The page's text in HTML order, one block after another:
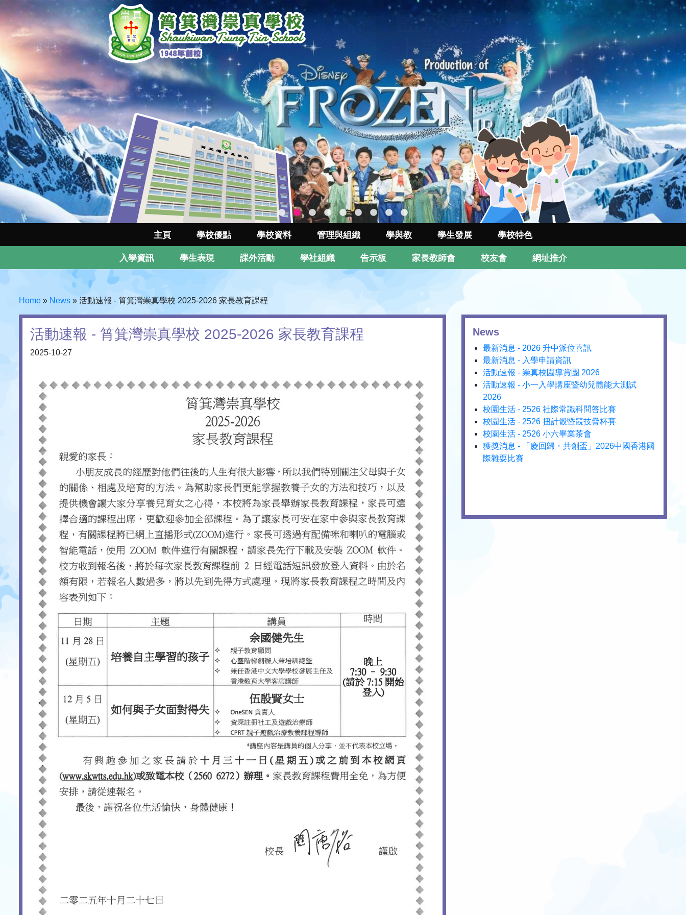
主頁 學校優點 學校資料 管理與組織 學與教 學生發展 學校特色
入學資訊 學生表現 課外活動 學社組織 告示板 家長教師會 校友會 網址推介
Home » News » 活動速報 - 筲箕灣崇真學校 2025-2026 家長教育課程
活動速報 - 筲箕灣崇真學校 2025-2026 家長教育課程
2025-10-27
News
最新消息 - 2026 升中派位喜訊
最新消息 - 入學申請資訊
活動速報 - 崇真校園導賞團 2026
活動速報 - 小一入學講座暨幼兒體能大測試
2026
校園生活 - 2526 社際常識科問答比賽
校園生活 - 2526 扭計骰暨競技疊杯賽
校園生活 - 2526 小六畢業茶會
獲獎消息 - 「慶回歸・共創盃」2026中國香港國
際雜耍比賽